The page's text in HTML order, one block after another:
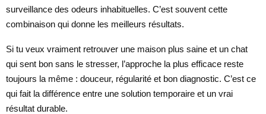
surveillance des odeurs inhabituelles. C’est souvent cette
combinaison qui donne les meilleurs résultats.
Si tu veux vraiment retrouver une maison plus saine et un chat
qui sent bon sans le stresser, l’approche la plus efficace reste
toujours la même : douceur, régularité et bon diagnostic. C’est ce
qui fait la différence entre une solution temporaire et un vrai
résultat durable.